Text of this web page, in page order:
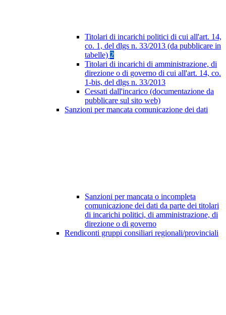
Titolari di incarichi politici di cui all'art. 14,
co. 1, del dlgs n. 33/2013 (da pubblicare in
tabelle) 2
Titolari di incarichi di amministrazione, di
direzione o di governo di cui all'art. 14, co.
1-bis, del dlgs n. 33/2013
Cessati dall'incarico (documentazione da
pubblicare sul sito web)
Sanzioni per mancata comunicazione dei dati
Sanzioni per mancata o incompleta
comunicazione dei dati da parte dei titolari
di incarichi politici, di amministrazione, di
direzione o di governo
Rendiconti gruppi consiliari regionali/provinciali